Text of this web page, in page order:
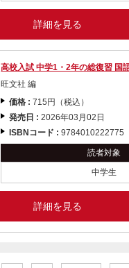
詳細を見る
高校入試 中学1・2年の総復習 国
旺文社 編
価格 :715円（税込）
発売日 :2026年03月02日
ISBNコード :9784010222775
読者対象
中学生
詳細を見る